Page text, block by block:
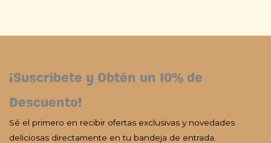
¡Suscríbete y Obtén un 10% de
Descuento!
Sé el primero en recibir ofertas exclusivas y novedades
deliciosas directamente en tu bandeja de entrada.